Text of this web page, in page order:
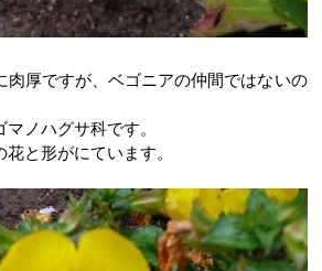
肉厚ですが、ベゴニアの仲間ではないの
ノハグサ科です。
と形がにています。